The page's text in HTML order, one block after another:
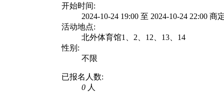
开始时间:
2024-10-24 19:00 至 2024-10-24 22:00 商
活动地点:
北外体育馆1、2、12、13、14
性别:
不限
已报名人数:
0 人